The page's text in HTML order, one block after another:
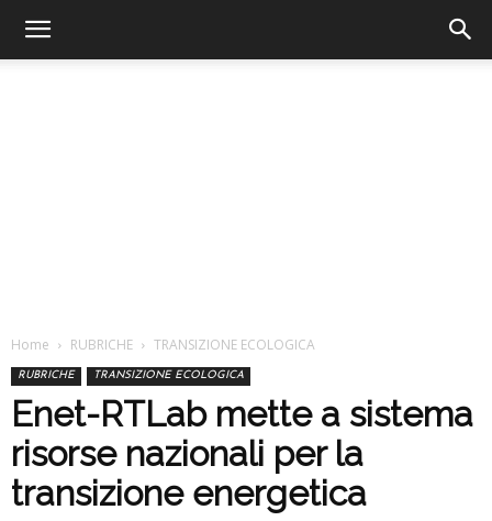
Home RUBRICHE TRANSIZIONE ECOLOGICA
RUBRICHE TRANSIZIONE ECOLOGICA
Enet-RTLab mette a sistema
risorse nazionali per la
transizione energetica